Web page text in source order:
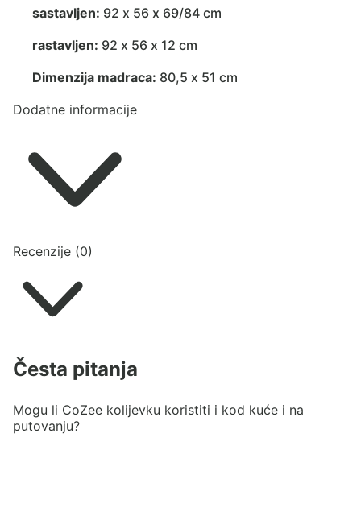
sastavljen: 92 x 56 x 69/84 cm
rastavljen: 92 x 56 x 12 cm
Dimenzija madraca: 80,5 x 51 cm
Dodatne informacije
Recenzije (0)
Česta pitanja
Mogu li CoZee kolijevku koristiti i kod kuće i na
putovanju?